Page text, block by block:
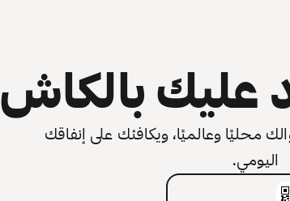
بالكاش
وعالميًا، ويكافئك على إنفاقك
اليومي.